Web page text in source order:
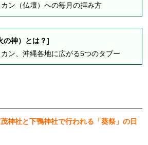
カン（仏壇）への毎月の拝み方
の神）とは？]
カン、沖縄各地に広がる5つのタブー
神社と下鴨神社で行われる「葵祭」の日